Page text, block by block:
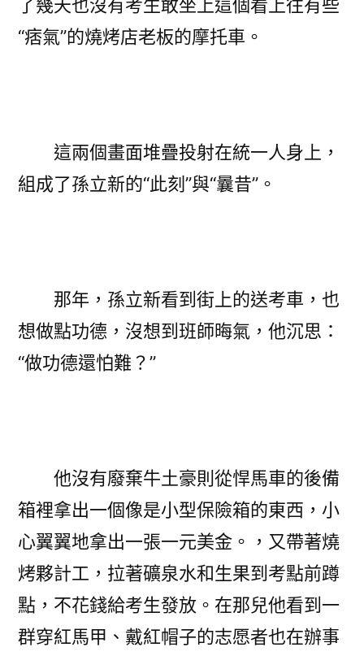
了幾天也沒有考生敢坐上這個看上往有些
“痞氣”的燒烤店老板的摩托車。
這兩個畫面堆疊投射在統一人身上，
組成了孫立新的“此刻”與“曩昔”。
那年，孫立新看到街上的送考車，也
想做點功德，沒想到班師晦氣，他沉思：
“做功德還怕難？”
他沒有廢棄牛土豪則從悍馬車的後備
箱裡拿出一個像是小型保險箱的東西，小
心翼翼地拿出一張一元美金。，又帶著燒
烤夥計工，拉著礦泉水和生果到考點前蹲
點，不花錢給考生發放。在那兒他看到一
群穿紅馬甲、戴紅帽子的志愿者也在辦事